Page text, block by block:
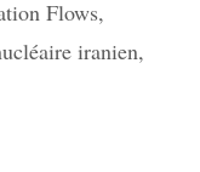
Flows,
iranien,